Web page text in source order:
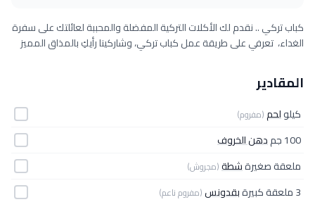
كباب تركي .. نقدم لك الأكلات التركية المفضلة والمحببة لعائلتك على سفرة
الغداء، تعرفي على طريقة عمل كباب تركي، وشاركينا رأيكِ بالمذاق المميز
المقادير
كيلولحم(مفروم)
100 جم
دهن الخروف
ملعقة صغيرةشطة(مجروش)
3 ملعقة كبيرة بقدونس(مفروم ناعم)